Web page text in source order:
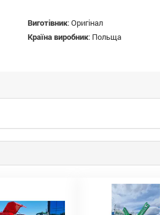
Виготівник:Оригінал
Країна виробник: Польща